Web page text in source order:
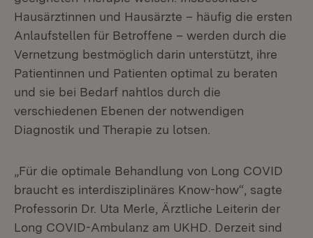
Hausärztinnen und Hausärzte – häufig die ersten
Anlaufstellen für Betroffene – werden durch die
Vernetzung bestmöglich darin unterstützt, ihre
Patientinnen und Patienten optimal zu beraten
und sie bei Bedarf nahtlos durch die
verschiedenen Ebenen der notwendigen
Diagnostik und Therapie zu lotsen.
„Für die optimale Behandlung von Long COVID
braucht es interdisziplinäres Know-how“, sagte
Professorin Dr. Uta Merle, Ärztliche Leiterin der
Long COVID-Ambulanz am UKHD. Derzeit sind